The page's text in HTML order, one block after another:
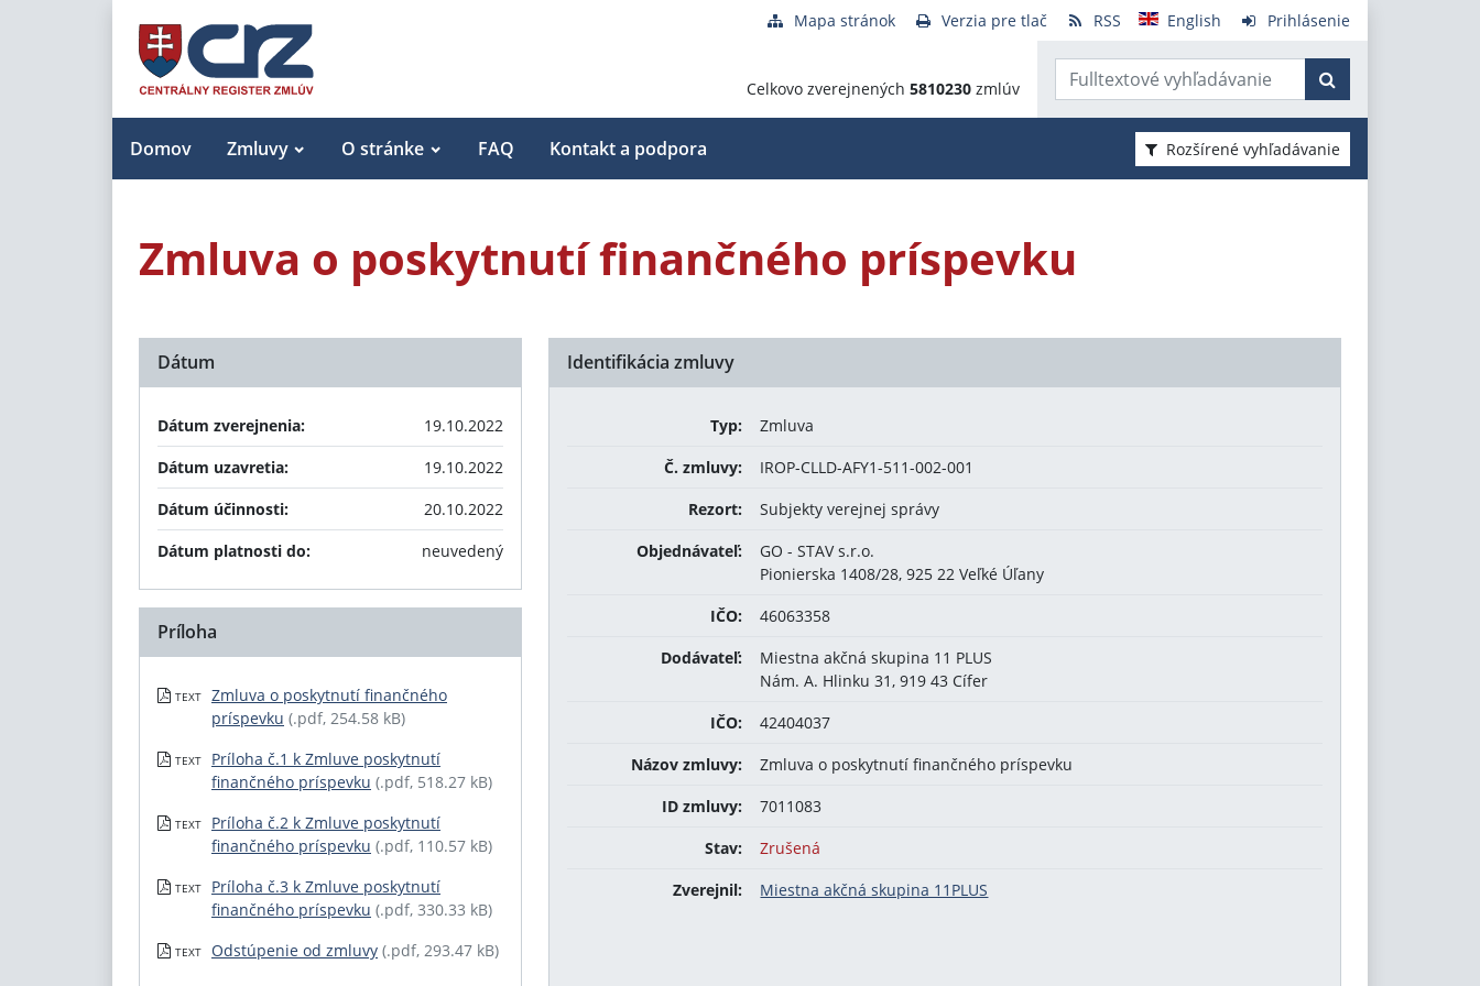
Mapa stránok Verzia pre tlač RSS English Prihlásenie
Celkovo zverejnených 5810230 zmlúv
Domov Zmluvy O stránke FAQ Kontakt a podpora Rozšírené vyhľadávanie
Zmluva o poskytnutí finančného príspevku
Identifikácia zmluvy
Typ:
Zmluva
Č. zmluvy:
IROP-CLLD-AFY1-511-002-001
Rezort:
Subjekty verejnej správy
Objednávateľ:
GO - STAV s.r.o.
Pionierska 1408/28, 925 22 Veľké Úľany
IČO:
46063358
Dodávateľ:
Miestna akčná skupina 11 PLUS
Nám. A. Hlinku 31, 919 43 Cífer
IČO:
42404037
Názov zmluvy:
Zmluva o poskytnutí finančného príspevku
ID zmluvy:
7011083
Stav:
Zrušená
Zverejnil:
Miestna akčná skupina 11PLUS
Dátum
Dátum zverejnenia:
19.10.2022
Dátum uzavretia:
19.10.2022
Dátum účinnosti:
20.10.2022
Dátum platnosti do:
neuvedený
Príloha
TEXT
Zmluva o poskytnutí finančného
príspevku (.pdf, 254.58 kB)
TEXT
Príloha č.1 k Zmluve poskytnutí
finančného príspevku (.pdf, 518.27 kB)
TEXT
Príloha č.2 k Zmluve poskytnutí
finančného príspevku (.pdf, 110.57 kB)
TEXT
Príloha č.3 k Zmluve poskytnutí
finančného príspevku (.pdf, 330.33 kB)
TEXT Odstúpenie od zmluvy (.pdf, 293.47 kB)